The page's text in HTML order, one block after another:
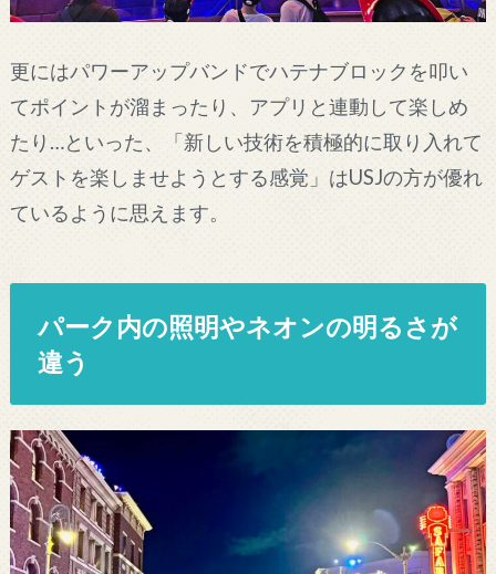
更にはパワーアップバンドでハテナブロックを叩い
てポイントが溜まったり、アプリと連動して楽しめ
たり…といった、「新しい技術を積極的に取り入れて
ゲストを楽しませようとする感覚」はUSJの方が優れ
ているように思えます。
パーク内の照明やネオンの明るさが
違う